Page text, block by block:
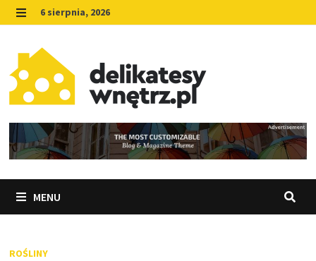
Skip
to
content
MENU
6 sierpnia, 2026
MENU
ROŚLINY